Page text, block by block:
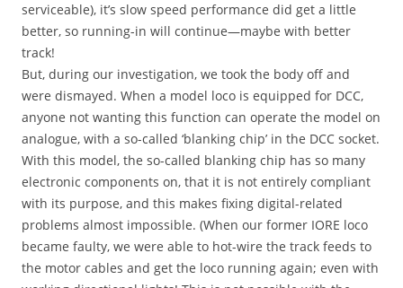
serviceable), it’s slow speed performance did get a little
better, so running-in will continue—maybe with better
track!
But, during our investigation, we took the body off and
were dismayed. When a model loco is equipped for DCC,
anyone not wanting this function can operate the model on
analogue, with a so-called ‘blanking chip’ in the DCC socket.
With this model, the so-called blanking chip has so many
electronic components on, that it is not entirely compliant
with its purpose, and this makes fixing digital-related
problems almost impossible. (When our former IORE loco
became faulty, we were able to hot-wire the track feeds to
the motor cables and get the loco running again; even with